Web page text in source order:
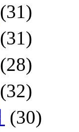
(31)
(31)
(28)
(32)
(30)